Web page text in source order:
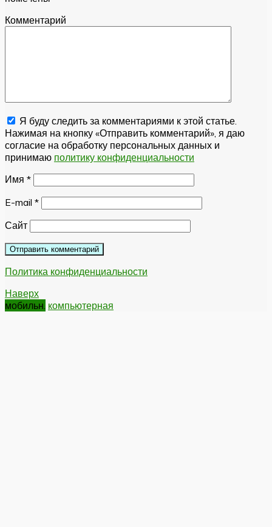
Комментарий
Я буду следить за комментариями к этой статье.
Нажимая на кнопку «Отправить комментарий», я даю
согласие на обработку персональных данных и
принимаю политику конфиденциальности
Имя *
E-mail *
Сайт
Политика конфиденциальности
Наверх
мобильн. компьютерная